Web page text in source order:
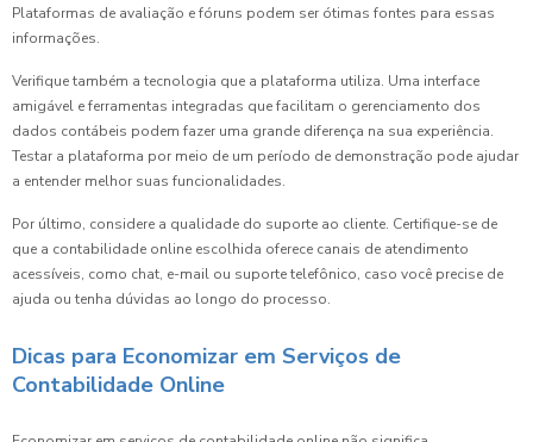
Plataformas de avaliação e fóruns podem ser ótimas fontes para essas
informações.
Verifique também a tecnologia que a plataforma utiliza. Uma interface
amigável e ferramentas integradas que facilitam o gerenciamento dos
dados contábeis podem fazer uma grande diferença na sua experiência.
Testar a plataforma por meio de um período de demonstração pode ajudar
a entender melhor suas funcionalidades.
Por último, considere a qualidade do suporte ao cliente. Certifique-se de
que a contabilidade online escolhida oferece canais de atendimento
acessíveis, como chat, e-mail ou suporte telefônico, caso você precise de
ajuda ou tenha dúvidas ao longo do processo.
Dicas para Economizar em Serviços de
Contabilidade Online